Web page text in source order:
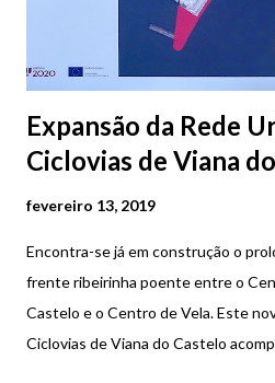
Expansão da Rede
Ciclovias de Viana
fevereiro 13, 2019
Encontra-se já em construção o
frente ribeirinha poente entre o
Castelo e o Centro de Vela. Este
Ciclovias de Viana do Castelo